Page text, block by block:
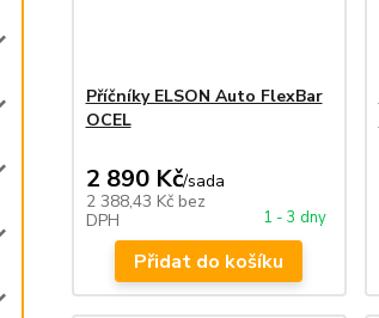
Příčníky ELSON Auto FlexBar
OCEL
2 890 Kč/sada
2 388,43 Kč bez
DPH
1 - 3 dny
Přidat do košíku